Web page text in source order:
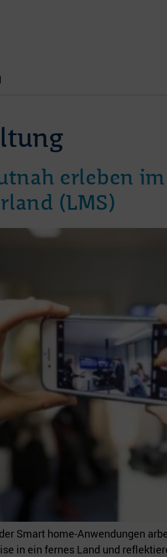
erleben
(LMS)
Smart home-Anwendungen
in ein fernes Land und